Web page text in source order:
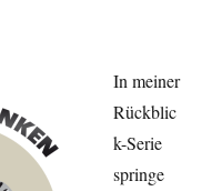
In meiner
Rückblic
k-Serie
springe